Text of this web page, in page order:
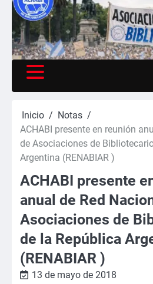
Inicio
Notas
ACHABI presente en reunión
de Asociaciones de
Argentina (RENABIAR )
ACHABI presente
anual de Red
Asociaciones de
de la República
(RENABIAR )
13 de mayo de 2018